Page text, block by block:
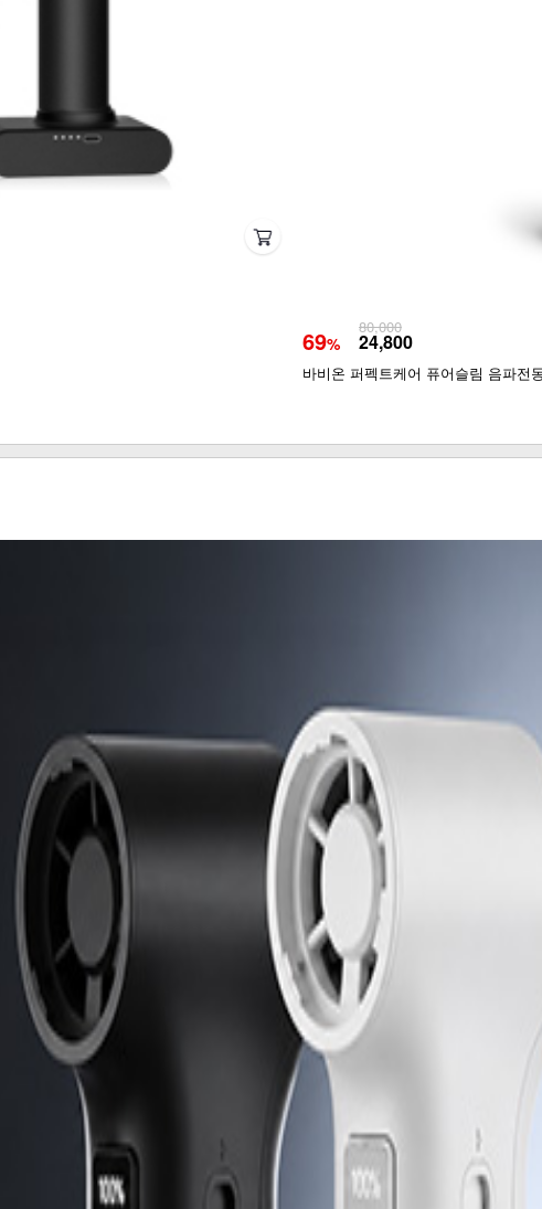
69%
80,000
24,800
바비온 퍼펙트케어 퓨어슬림 음파전